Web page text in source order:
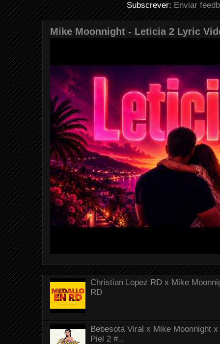
Subscrever:Enviar
Mike Moonnight - Leticia 2 Lyric
Christian Lopez RD x Mike
RD
Bebesota Viral x Mike Moonnight
Piel 2 #...